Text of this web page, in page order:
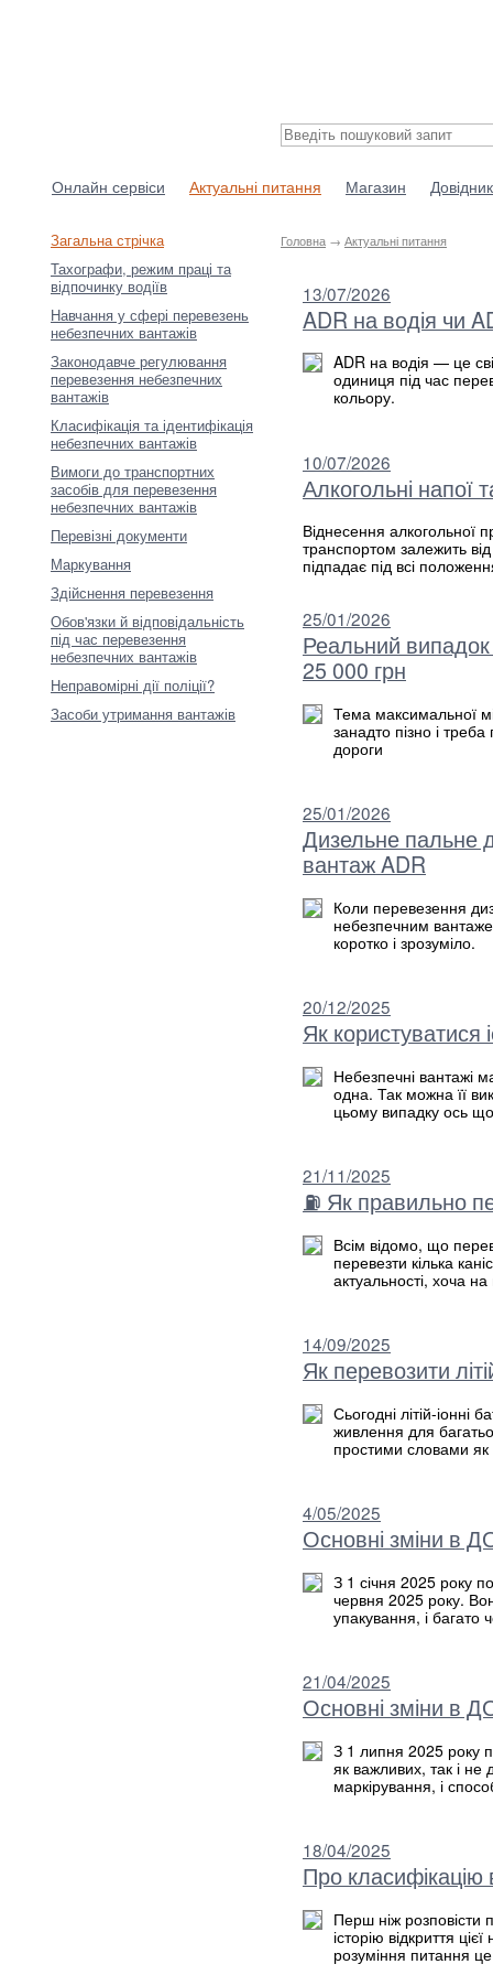
Онлайн сервіси Актуальні питання Магазин Довідник
Загальна стрічка
Тахографи, режим праці та
відпочинку водіїв
Навчання у сфері перевезень
небезпечних вантажів
Законодавче регулювання
перевезення небезпечних
вантажів
Класифікація та ідентифікація
небезпечних вантажів
Вимоги до транспортних
засобів для перевезення
небезпечних вантажів
Перевізні документи
Маркування
Здійснення перевезення
Обов'язки й відповідальність
під час перевезення
небезпечних вантажів
Неправомірні дії поліції?
Засоби утримання вантажів
Головна → Актуальні питання
13/07/2026
ADR на водія чи
ADR на водія — це
одиниця під час
кольору.
10/07/2026
Алкогольні напої
Віднесення алкогольної
транспортом залежить
підпадає під всі
25/01/2026
Реальний випадок
25 000 грн
Тема максимальної
занадто пізно і
дороги
25/01/2026
Дизельне пальне
вантаж ADR
Коли перевезення
небезпечним
коротко і зрозуміло.
20/12/2025
Як користуватися
Небезпечні вантажі
одна. Так можна її
цьому випадку ось
21/11/2025
⛽ Як правильно
Всім відомо, що
перевезти кілька
актуальності, хоча
14/09/2025
Як перевозити
Сьогодні літій-
живлення для
простими словами як
4/05/2025
Основні зміни в
З 1 січня 2025 року
червня 2025 року.
упакування, і
21/04/2025
Основні зміни в
З 1 липня 2025 року
як важливих, так і не
маркірування, і
18/04/2025
Про класифікацію
Перш ніж розповісти
історію відкриття
розуміння питання